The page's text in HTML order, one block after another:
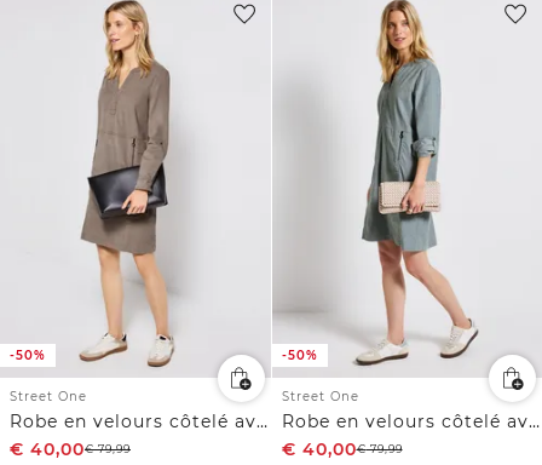
-50%
Street One
Robe en velours côtelé avec col fendu
€ 40,00€79,99
-50%
Street One
Robe en velours côtelé avec col fendu
€ 40,00€79,99